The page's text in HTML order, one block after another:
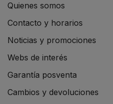
Quienes somos
Contacto y horarios
Noticias y promociones
Webs de interés
Garantía posventa
Cambios y devoluciones